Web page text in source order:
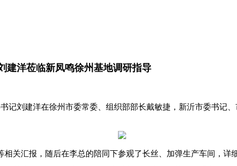
建洋莅临新凤鸣徐州基地调研指导
记刘建洋在徐州市委常委、组织部部长戴敏捷，新沂市委书记
关汇报，随后在李总的陪同下参观了长丝、加弹生产车间，详